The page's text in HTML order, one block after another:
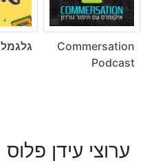
Commersation
Podcast
גלגמל
ערוצי עידן פלוס